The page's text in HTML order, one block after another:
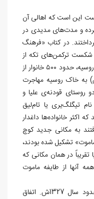
این است که اهالی آن
و مدت‌های مدیدی در
در کتاب «فرهنگ
شکست ترکمن‌های تکه از
روس‌ها و عقد قرارداد آخال میان ایران و روسیه، حدود ۵۰۰ خانوار از
ارکک‌لی در سال ۱۸۸۸م (۱۲۶۷ش) به خاک روسیه مهاجرت
قودنه‌ی علیا و
تیگلگ‌یری یا تام‌لیق
اکثر خانواده‌ها داغدار
به مکانی جدید کوچ
تشکیل شده بودند،
تقریباً در همان مکانی که
آنها از طایفه ماموت
می‌توان تصور کرد که این جابجایی حدود سال 1327ش. اتفاق